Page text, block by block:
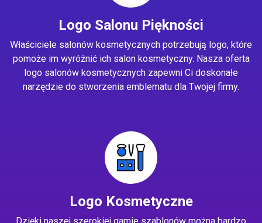
Logo Salonu Piękności
Właściciele salonów kosmetycznych potrzebują logo, które
pomoże im wyróżnić ich salon kosmetyczny. Nasza oferta
logo salonów kosmetycznych zapewni Ci doskonałe
narzędzie do stworzenia emblematu dla Twojej firmy.
Logo Kosmetyczne